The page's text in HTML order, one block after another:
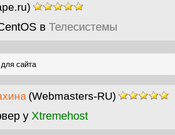
в Телесистемы
сайта
(Webmasters-RU)
у Xtremehost